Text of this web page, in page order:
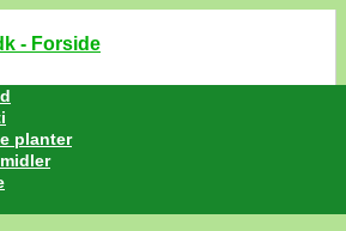
planter